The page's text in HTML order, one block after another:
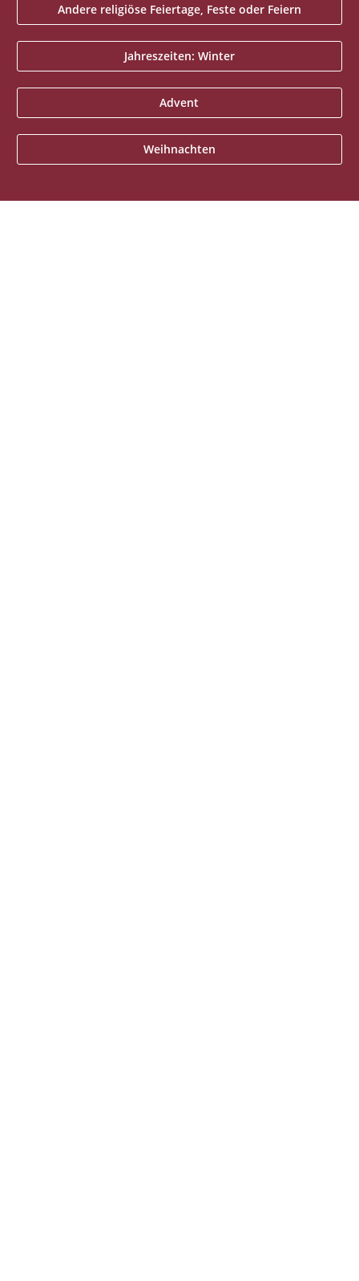
Andere religiöse Feiertage, Feste oder Feiern
Jahreszeiten: Winter
Advent
Weihnachten